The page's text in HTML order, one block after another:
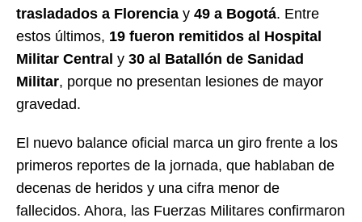
trasladados a Florencia y 49 a Bogotá. Entre
estos últimos, 19 fueron remitidos al Hospital
Militar Central y 30 al Batallón de Sanidad
Militar, porque no presentan lesiones de mayor
gravedad.
El nuevo balance oficial marca un giro frente a los
primeros reportes de la jornada, que hablaban de
decenas de heridos y una cifra menor de
fallecidos. Ahora, las Fuerzas Militares confirmaron